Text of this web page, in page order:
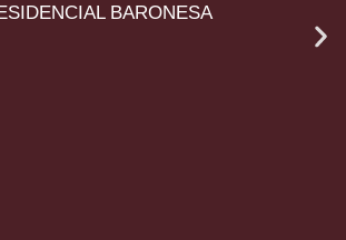
BARONESA